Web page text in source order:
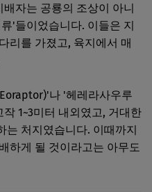
자는 공룡의 조상이 아니
'들이었습니다. 이들은 지
리를 가졌고, 육지에서 매
나 '헤레라사우루
1~3미터 내외였고, 거대한
는 처지였습니다. 이때까지
하게 될 것이라고는 아무도